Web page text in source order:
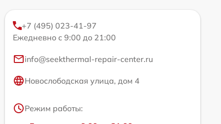
+7 (495) 023-41-97
Ежедневно с 9:00 до 21:00
info@seekthermal-repair-center.ru
Новослободская улица, дом 4
Режим работы: